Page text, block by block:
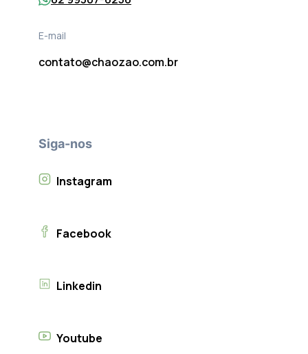
E-mail
contato@chaozao.com.br
Siga-nos
Instagram
Facebook
Linkedin
Youtube